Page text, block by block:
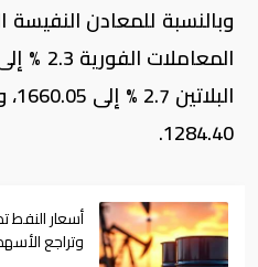
وبالنسبة للمعادن
1284.40.
وتراجع